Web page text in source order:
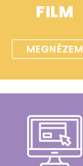
FILM
MEGNÉZEM